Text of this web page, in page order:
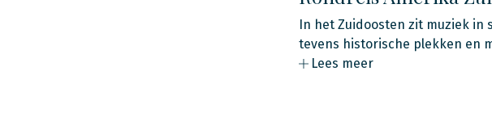
In het Zuidoosten zit muziek in
tevens historische plekken en
Lees meer